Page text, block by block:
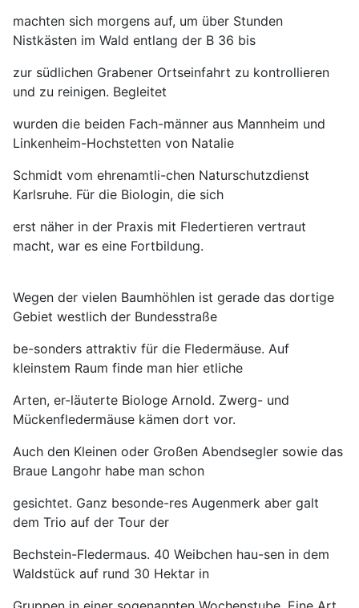
machten sich morgens auf, um über Stunden
Nistkästen im Wald entlang der B 36 bis
zur südlichen Grabener Ortseinfahrt zu kontrollieren
und zu reinigen. Begleitet
wurden die beiden Fach-männer aus Mannheim und
Linkenheim-Hochstetten von Natalie
Schmidt vom ehrenamtli-chen Naturschutzdienst
Karlsruhe. Für die Biologin, die sich
erst näher in der Praxis mit Fledertieren vertraut
macht, war es eine Fortbildung.
Wegen der vielen Baumhöhlen ist gerade das dortige
Gebiet westlich der Bundesstraße
be-sonders attraktiv für die Fledermäuse. Auf
kleinstem Raum finde man hier etliche
Arten, er-läuterte Biologe Arnold. Zwerg- und
Mückenfledermäuse kämen dort vor.
Auch den Kleinen oder Großen Abendsegler sowie das
Braue Langohr habe man schon
gesichtet. Ganz besonde-res Augenmerk aber galt
dem Trio auf der Tour der
Bechstein-Fledermaus. 40 Weibchen hau-sen in dem
Waldstück auf rund 30 Hektar in